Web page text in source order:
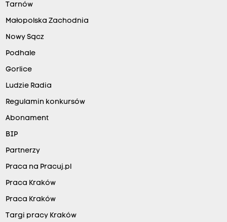
Tarnów
Małopolska Zachodnia
Nowy Sącz
Podhale
Gorlice
Ludzie Radia
Regulamin konkursów
Abonament
BIP
Partnerzy
Praca na Pracuj.pl
Praca Kraków
Praca Kraków
Targi pracy Kraków